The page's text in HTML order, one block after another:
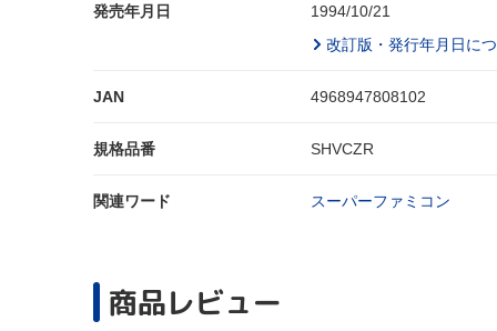
発売年月日
1994/10/21
改訂版・発行年月日に
JAN 4968947808102
規格品番 SHVCZR
関連ワード スーパーファミコン
商品レビュー